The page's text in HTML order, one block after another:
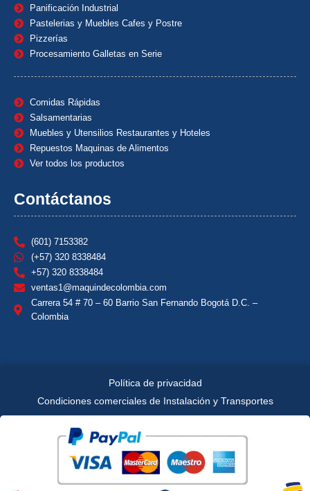
Panificación Industrial
Pastelerias y Muebles Cafes y Postre
Pizzerías
Procesamiento Galletas en Serie
Comidas Rápidas
Salsamentarias
Muebles y Utensilios Restaurantes y Hoteles
Repuestos Maquinas de Alimentos
Ver todos los productos
Contáctanos
(601) 7153382
(+57) 320 8338484
+57) 320 8338484
ventas1@maquindecolombia.com
Carrera 54 # 70 – 60 Barrio San Fernando Bogotá D.C. –
Colombia
Política de privacidad
Condiciones comerciales de Instalación y Transportes